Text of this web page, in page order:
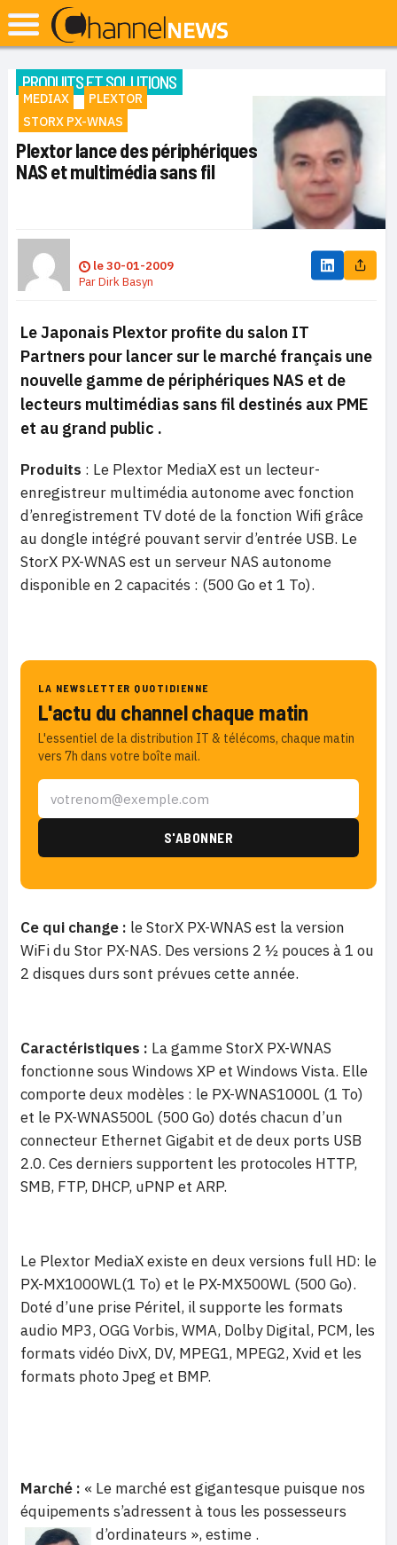
PRODUITS ET SOLUTIONS
MEDIAX
PLEXTOR
STORX PX-WNAS
Plextor lance des périphériques
NAS et multimédia sans fil
le30-01-2009
ParDirk Basyn
Le Japonais Plextor profite du salon IT
Partners pour lancer sur le marché français une
nouvelle gamme de périphériques NAS et de
lecteurs multimédias sans fil destinés aux PME
et au grand public .
Produits : Le Plextor MediaX est un lecteur-
enregistreur multimédia autonome avec fonction
d’enregistrement TV doté de la fonction Wifi grâce
au dongle intégré pouvant servir d’entrée USB. Le
StorX PX-WNAS est un serveur NAS autonome
disponible en 2 capacités : (500 Go et 1 To).
LA NEWSLETTER QUOTIDIENNE
L'actu du channel chaque matin
L'essentiel de la distribution IT & télécoms, chaque matin
vers 7h dans votre boîte mail.
Ce qui change : le StorX PX-WNAS est la version
WiFi du Stor PX-NAS. Des versions 2 ½ pouces à 1 ou
2 disques durs sont prévues cette année.
Caractéristiques : La gamme StorX PX-WNAS
fonctionne sous Windows XP et Windows Vista. Elle
comporte deux modèles : le PX-WNAS1000L (1 To)
et le PX-WNAS500L (500 Go) dotés chacun d’un
connecteur Ethernet Gigabit et de deux ports USB
2.0. Ces derniers supportent les protocoles HTTP,
SMB, FTP, DHCP, uPNP et ARP.
Le Plextor MediaX existe en deux versions full HD: le
PX-MX1000WL(1 To) et le PX-MX500WL (500 Go).
Doté d’une prise Péritel, il supporte les formats
audio MP3, OGG Vorbis, WMA, Dolby Digital, PCM, les
formats vidéo DivX, DV, MPEG1, MPEG2, Xvid et les
formats photo Jpeg et BMP.
Marché : « Le marché est gigantesque puisque nos
équipements s’adressent à tous les possesseurs
d’ordinateurs », estime .